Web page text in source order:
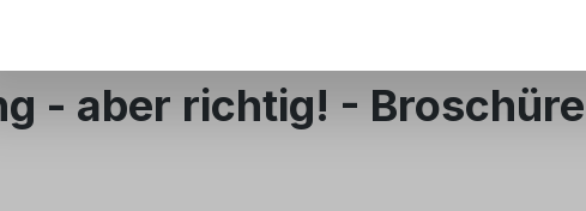
Ausweis
- aber richtig! - Broschüre